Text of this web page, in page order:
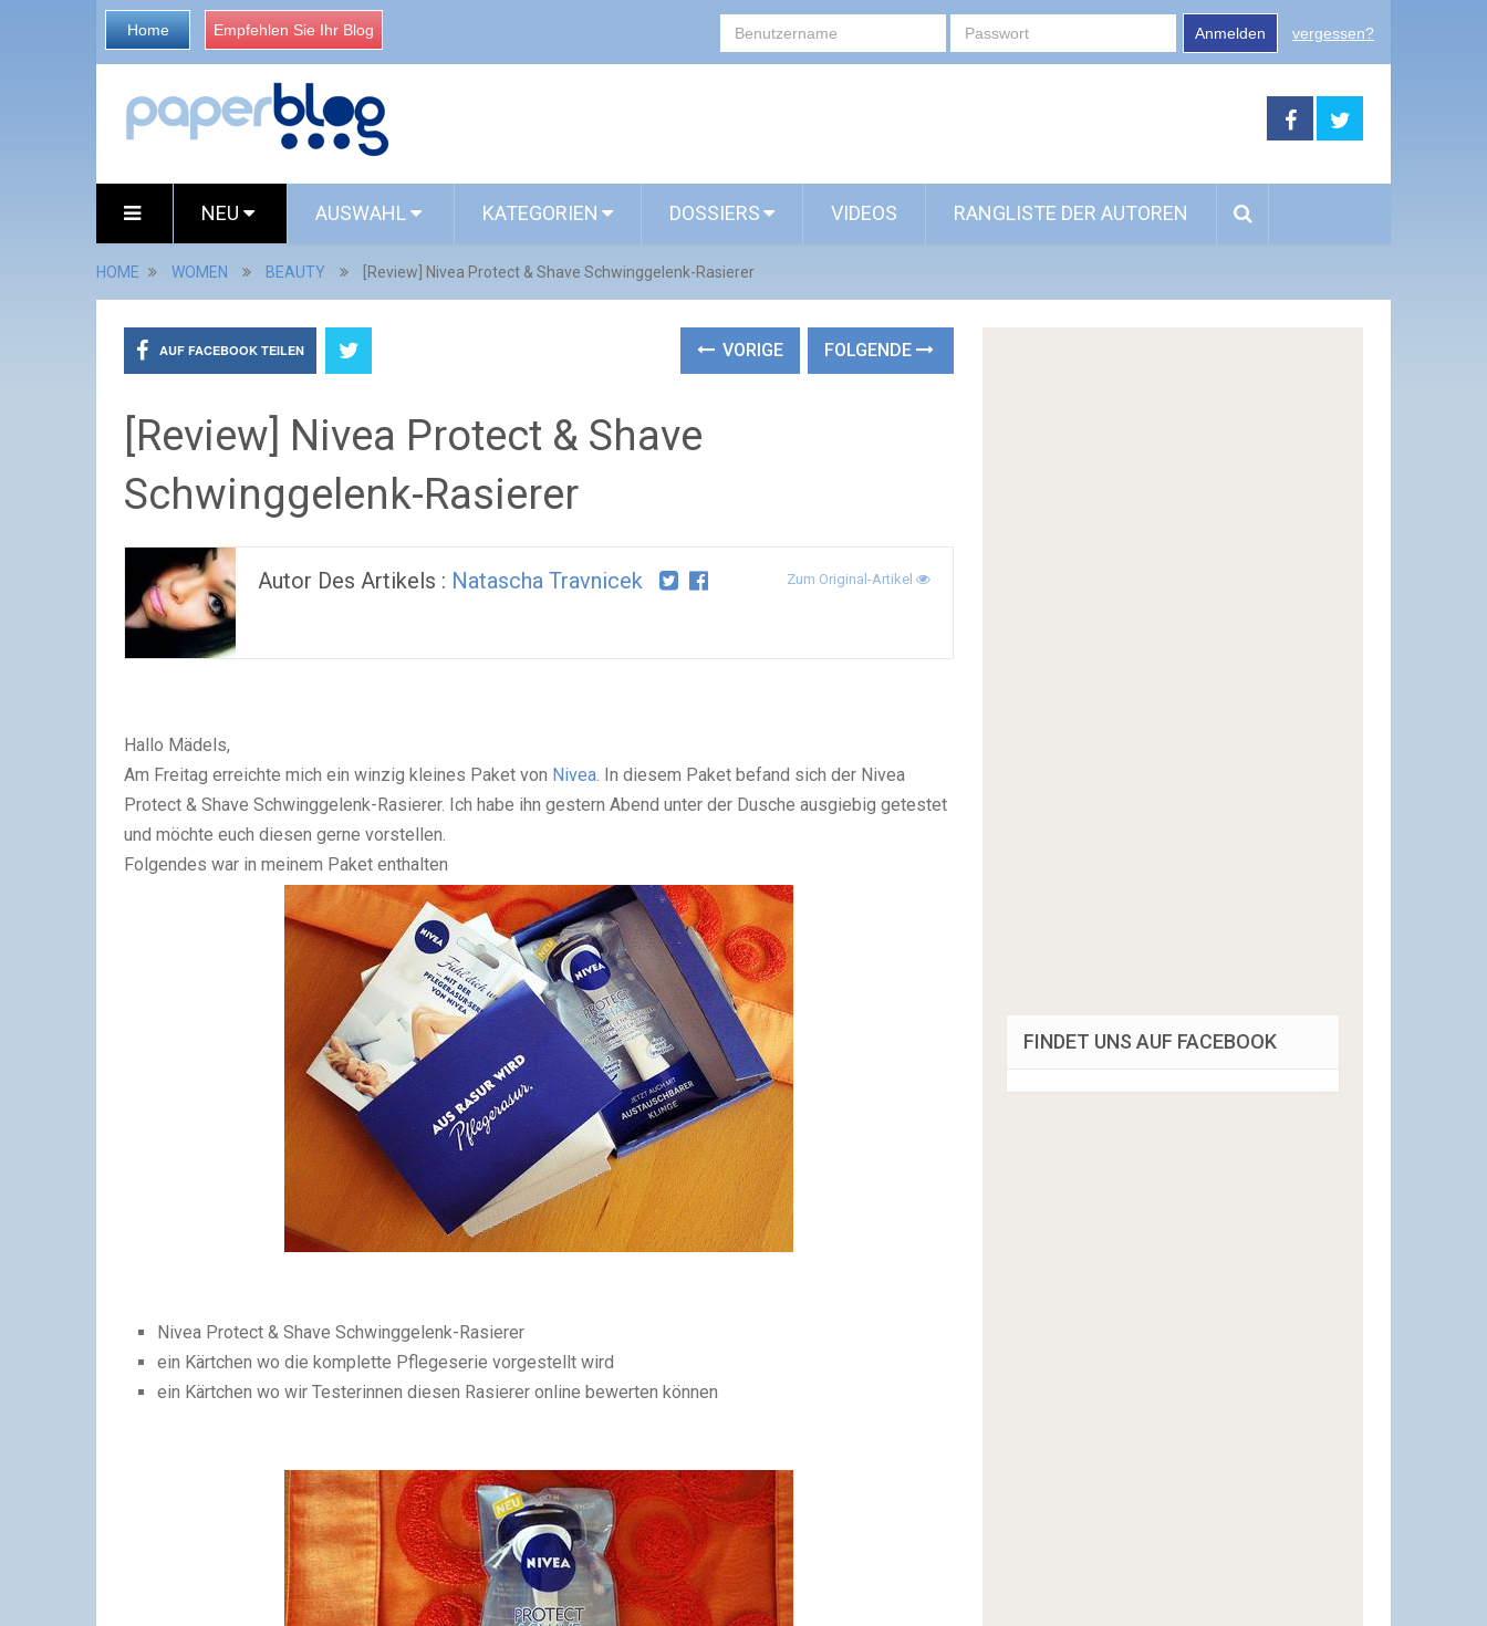
Home Empfehlen Sie Ihr Blog Anmelden vergessen?
NEU AUSWAHL KATEGORIEN DOSSIERS VIDEOS RANGLISTE DER AUTOREN
HOME WOMEN BEAUTY [Review] Nivea Protect & Shave Schwinggelenk-Rasierer
AUF FACEBOOK TEILEN VORIGE FOLGENDE
[Review] Nivea Protect & Shave
Schwinggelenk-Rasierer
Autor Des Artikels : Natascha Travnicek Zum Original-Artikel
Hallo Mädels,
Am Freitag erreichte mich ein winzig kleines Paket von Nivea. In diesem Paket befand sich der Nivea
Protect & Shave Schwinggelenk-Rasierer. Ich habe ihn gestern Abend unter der Dusche ausgiebig getestet
und möchte euch diesen gerne vorstellen.
Folgendes war in meinem Paket enthalten
Nivea Protect & Shave Schwinggelenk-Rasierer
ein Kärtchen wo die komplette Pflegeserie vorgestellt wird
ein Kärtchen wo wir Testerinnen diesen Rasierer online bewerten können
FINDET UNS AUF FACEBOOK